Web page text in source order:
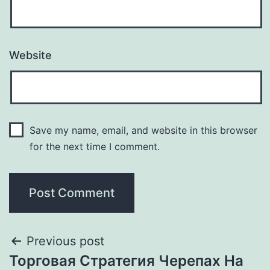
Website
Save my name, email, and website in this browser
for the next time I comment.
Previous post
Торговая Стратегия Черепах На